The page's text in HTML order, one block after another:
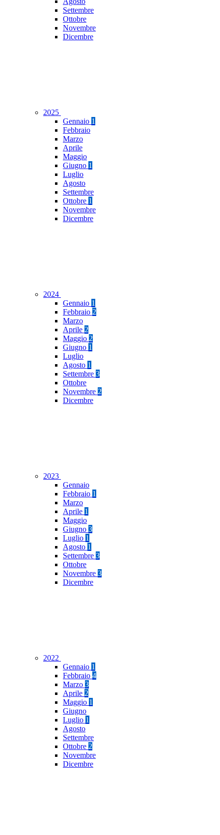
Settembre
Ottobre
Novembre
Dicembre
2025
Gennaio 1
Febbraio
Marzo
Aprile
Maggio
Giugno 1
Luglio
Agosto
Settembre
Ottobre 1
Novembre
Dicembre
2024
Gennaio 1
Febbraio 2
Marzo
Aprile 2
Maggio 2
Giugno 1
Luglio
Agosto 1
Settembre 3
Ottobre
Novembre 2
Dicembre
2023
Gennaio
Febbraio 1
Marzo
Aprile 1
Maggio
Giugno 3
Luglio 1
Agosto 1
Settembre 3
Ottobre
Novembre 3
Dicembre
2022
Gennaio 1
Febbraio 4
Marzo 3
Aprile 2
Maggio 1
Giugno
Luglio 1
Agosto
Settembre
Ottobre 2
Novembre
Dicembre